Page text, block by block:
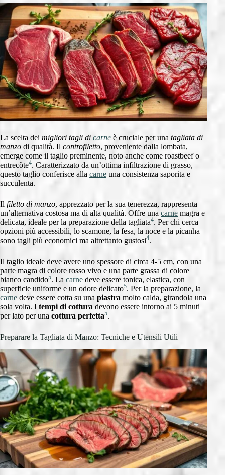
La scelta dei migliori tagli di carne è cruciale per una tagliata di
manzo di qualità. Il controfiletto, proveniente dalla lombata,
emerge come il taglio preminente, noto anche come roastbeef o
entrecôte4. Caratterizzato da un’ottima infiltrazione di grasso,
questo taglio conferisce alla carne una consistenza saporita e
succulenta.
Il filetto di manzo, apprezzato per la sua tenerezza, rappresenta
un’alternativa costosa ma di alta qualità. Offre una carne magra e
delicata, ideale per la preparazione della tagliata4. Per chi cerca
opzioni più accessibili, lo scamone, la fesa, la noce e la picanha
sono tagli più economici ma altrettanto gustosi4.
Il taglio ideale deve avere uno spessore di circa 4-5 cm, con una
parte magra di colore rosso vivo e una parte grassa di colore
bianco candido5. La carne deve essere tonica, elastica, con
superficie uniforme e un odore delicato5. Per la preparazione, la
carne deve essere cotta su una piastra molto calda, girandola una
sola volta. I tempi di cottura devono essere intorno ai 5 minuti
per lato per una cottura perfetta5.
Preparare la Tagliata di Manzo: Tecniche e Utensili Utili